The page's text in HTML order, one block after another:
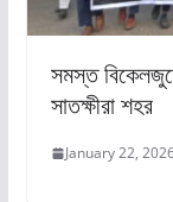
সমস্ত
সাতক্ষীরা শহর
January 22,